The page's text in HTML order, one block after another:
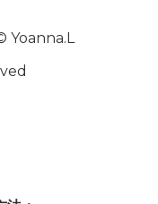
Yoanna.L